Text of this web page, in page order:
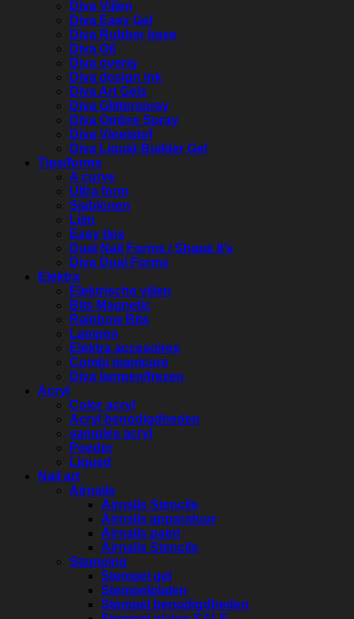
Diva Vijlen
Diva Easy Gel
Diva Rubber base
Diva Oil
Diva overig
Diva design ink
Diva Art Gels
Diva Glitterspray
Diva Ombre Spray
Diva Vloeistof
Diva Liquid Builder Gel
Tips/forms
A curve
Ultra form
Sjablonen
Lijm
Easy tips
Dual Nail Forms / Shape It’s
Diva Dual Forms
Elektra
Elektrische vijlen
Bits Magnetic
Rainbow Bits
Lampen
Elektra accesoires
Combi manicure
Diva lampen/frezen
Acryl
Color acryl
Acryl benodigdheden
samples acryl
Poeder
Liqued
Nail art
Airnails
Airnails Stencils
Airnails apparatuur
Airnails paint
Airnails Stencils
Stamping
Stempel gel
Stempelplaten
Stempel benodigdheden